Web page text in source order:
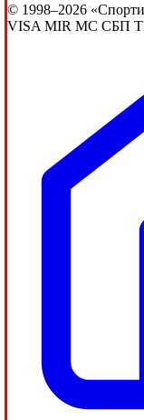
© 1998–2026
VISA MIR MC СБП